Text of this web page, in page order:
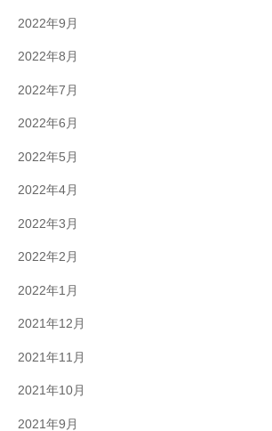
2022年9月
2022年8月
2022年7月
2022年6月
2022年5月
2022年4月
2022年3月
2022年2月
2022年1月
2021年12月
2021年11月
2021年10月
2021年9月